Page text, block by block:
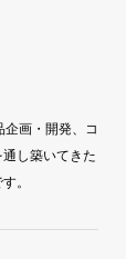
画・開発、コ
し築いてきた
。